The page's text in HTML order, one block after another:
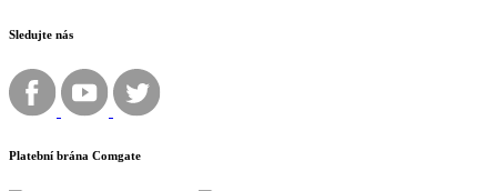
Sledujte nás
Platební brána Comgate